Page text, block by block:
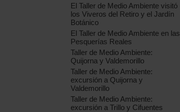
El Taller de Medio Ambiente visitó
los Viveros del Retiro y el Jardín
Botánico
El Taller de Medio Ambiente en las
Pesquerías Reales
Taller de Medio Ambiente:
Quijorna y Valdemorillo
Taller de Medio Ambiente:
excursión a Quijorna y
Valdemorillo
Taller de Medio Ambiente:
excursión a Trillo y Cifuentes